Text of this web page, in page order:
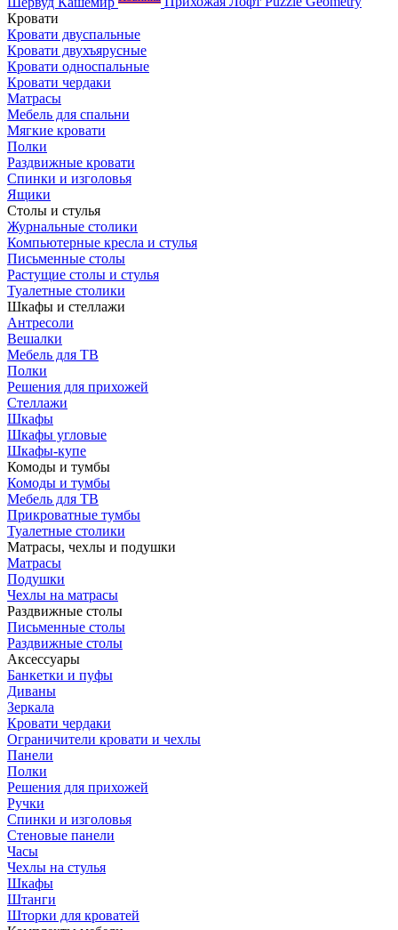
Кровати
Кровати двуспальные
Кровати двухъярусные
Кровати односпальные
Кровати чердаки
Матрасы
Мебель для спальни
Мягкие кровати
Полки
Раздвижные кровати
Спинки и изголовья
Ящики
Столы и стулья
Журнальные столики
Компьютерные кресла и стулья
Письменные столы
Растущие столы и стулья
Туалетные столики
Шкафы и стеллажи
Антресоли
Вешалки
Мебель для ТВ
Полки
Решения для прихожей
Стеллажи
Шкафы
Шкафы угловые
Шкафы-купе
Комоды и тумбы
Комоды и тумбы
Мебель для ТВ
Прикроватные тумбы
Туалетные столики
Матрасы, чехлы и подушки
Матрасы
Подушки
Чехлы на матрасы
Раздвижные столы
Письменные столы
Раздвижные столы
Аксессуары
Банкетки и пуфы
Диваны
Зеркала
Кровати чердаки
Ограничители кровати и чехлы
Панели
Полки
Решения для прихожей
Ручки
Спинки и изголовья
Стеновые панели
Часы
Чехлы на стулья
Шкафы
Штанги
Шторки для кроватей